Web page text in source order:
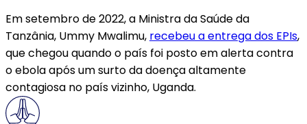
Em setembro de 2022, a Ministra da Saúde da
Tanzânia, Ummy Mwalimu, recebeu a entrega dos EPIs,
que chegou quando o país foi posto em alerta contra
o ebola após um surto da doença altamente
contagiosa no país vizinho, Uganda.